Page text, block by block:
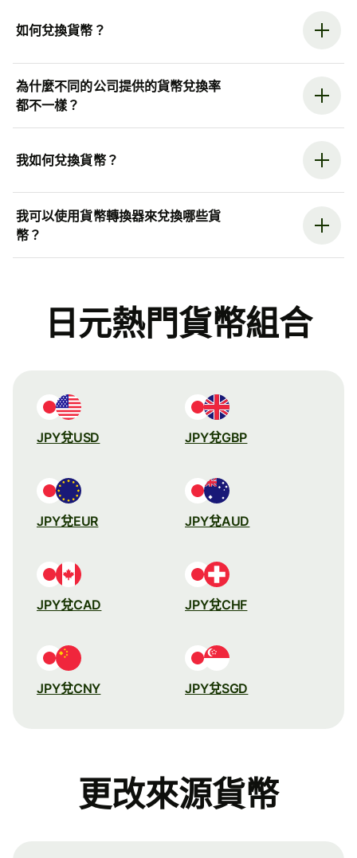
如何兌換貨幣？
為什麼不同的公司提供的貨幣兌換率
都不一樣？
我如何兌換貨幣？
我可以使用貨幣轉換器來兌換哪些貨
幣？
日元熱門貨幣組合
JPY兌USD JPY兌GBP
JPY兌EUR JPY兌AUD
JPY兌CAD JPY兌CHF
JPY兌CNY JPY兌SGD
更改來源貨幣